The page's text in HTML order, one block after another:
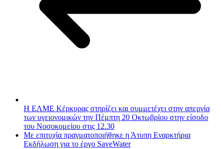
Η ΕΛΜΕ Κέρκυρας στηρίζει και συμμετέχει στην απεργία
των υγειονομικών την Πέμπτη 20 Οκτωβρίου στην είσοδο
του Νοσοκομείου στις 12.30
Με επιτυχία πραγματοποιήθηκε η Άτυπη Εναρκτήρια
Εκδήλωση για το έργο SaveWater